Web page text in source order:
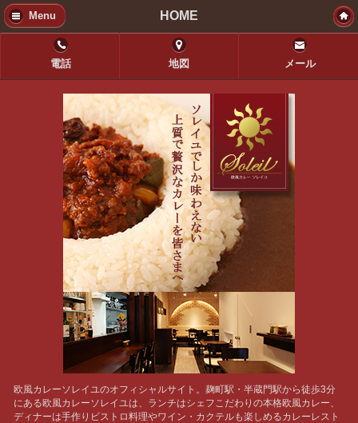
Menu HOME
電話 地図 メール
欧風カレーソレイユのオフィシャルサイト。麹町駅・半蔵門駅から徒歩3分
にある欧風カレーソレイユは、ランチはシェフこだわりの本格欧風カレー、
ディナーは手作りビストロ料理やワイン・カクテルも楽しめるカレーレスト